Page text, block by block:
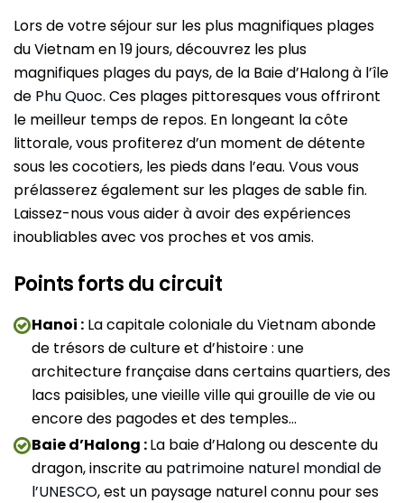
Lors de votre séjour sur les plus magnifiques plages
du Vietnam en 19 jours, découvrez les plus
magnifiques plages du pays, de la Baie d’Halong à l’île
de Phu Quoc. Ces plages pittoresques vous offriront
le meilleur temps de repos. En longeant la côte
littorale, vous profiterez d’un moment de détente
sous les cocotiers, les pieds dans l’eau. Vous vous
prélasserez également sur les plages de sable fin.
Laissez-nous vous aider à avoir des expériences
inoubliables avec vos proches et vos amis.
Points forts du circuit
Hanoi : La capitale coloniale du Vietnam abonde
de trésors de culture et d’histoire : une
architecture française dans certains quartiers, des
lacs paisibles, une vieille ville qui grouille de vie ou
encore des pagodes et des temples…
Baie d’Halong :La baie d’Halong ou descente du
dragon, inscrite au patrimoine naturel mondial de
l’UNESCO, est un paysage naturel connu pour ses